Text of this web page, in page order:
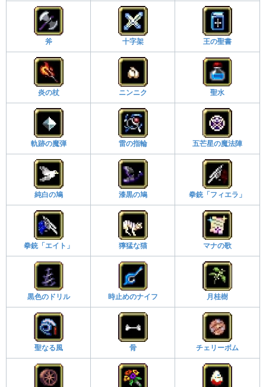
斧 十字架 王の聖書
炎の杖 ニンニク 聖水
軌跡の魔弾 雷の指輪 五芒星の魔法陣
純白の鳩 漆黒の鳩 拳銃「フィエラ」
拳銃「エイト」 獰猛な猫 マナの歌
黒色のドリル 時止めのナイフ 月桂樹
聖なる風 骨 チェリーボム